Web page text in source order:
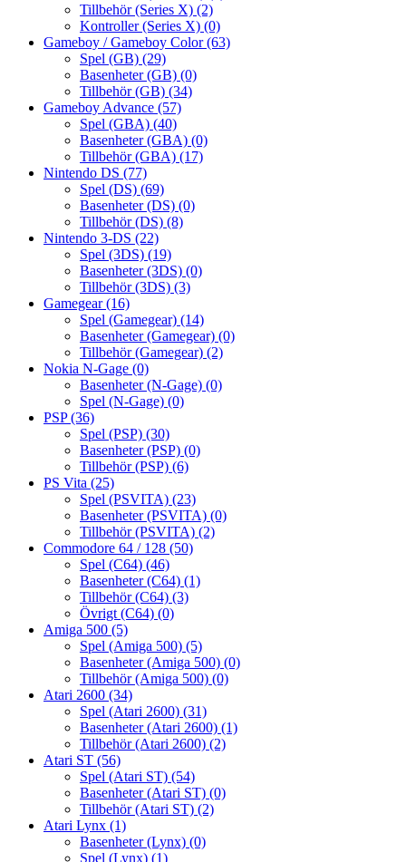
Tillbehör (Series X) (2)
Kontroller (Series X) (0)
Gameboy / Gameboy Color(63)
Spel (GB) (29)
Basenheter (GB) (0)
Tillbehör (GB) (34)
Gameboy Advance (57)
Spel (GBA) (40)
Basenheter (GBA) (0)
Tillbehör (GBA) (17)
Nintendo DS (77)
Spel (DS) (69)
Basenheter (DS) (0)
Tillbehör (DS) (8)
Nintendo 3-DS (22)
Spel (3DS) (19)
Basenheter (3DS) (0)
Tillbehör (3DS) (3)
Gamegear(16)
Spel (Gamegear) (14)
Basenheter (Gamegear) (0)
Tillbehör (Gamegear) (2)
Nokia N-Gage (0)
Basenheter (N-Gage) (0)
Spel (N-Gage) (0)
PSP(36)
Spel (PSP) (30)
Basenheter (PSP) (0)
Tillbehör (PSP) (6)
PS Vita (25)
Spel (PSVITA) (23)
Basenheter (PSVITA) (0)
Tillbehör (PSVITA) (2)
Commodore 64 / 128 (50)
Spel (C64) (46)
Basenheter (C64) (1)
Tillbehör (C64) (3)
Övrigt (C64) (0)
Amiga 500 (5)
Spel (Amiga 500) (5)
Basenheter (Amiga 500) (0)
Tillbehör (Amiga 500) (0)
Atari 2600 (34)
Spel (Atari 2600) (31)
Basenheter (Atari 2600) (1)
Tillbehör (Atari 2600) (2)
Atari ST (56)
Spel (Atari ST) (54)
Basenheter (Atari ST) (0)
Tillbehör (Atari ST) (2)
Atari Lynx (1)
Basenheter (Lynx) (0)
Spel (Lynx) (1)